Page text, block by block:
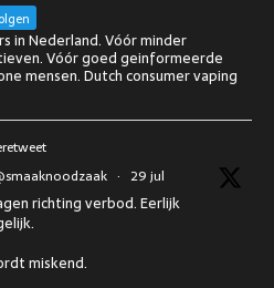
in Nederland. Vóór minder
Vóór goed geinformeerde
mensen. Dutch consumer vaping
· 29 jul
richting verbod. Eerlijk
miskend.